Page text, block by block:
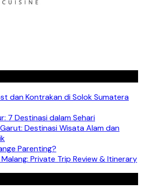
dan Kontrakan di Solok Sumatera
7 Destinasi dalam Sehari
Destinasi Wisata Alam dan
Parenting?
Private Trip Review & Itinerary